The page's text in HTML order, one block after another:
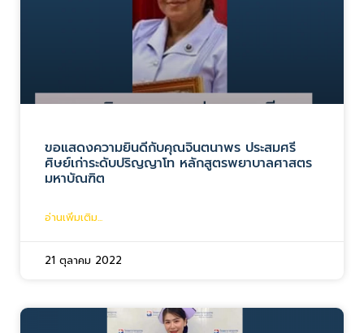
ขอแสดงความยินดีกับคุณจินตนาพร ประสมศรี
ศิษย์เก่าระดับปริญญาโท หลักสูตรพยาบาลศาสตร
มหาบัณฑิต
อ่านเพิ่มเติม...
21 ตุลาคม 2022